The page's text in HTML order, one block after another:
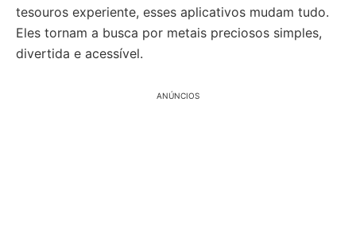
tesouros experiente, esses aplicativos mudam tudo.
Eles tornam a busca por metais preciosos simples,
divertida e acessível.
ANÚNCIOS